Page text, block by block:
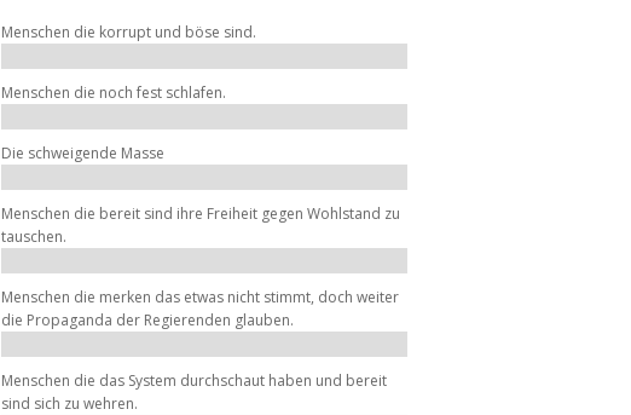
Menschen die korrupt und böse sind.
Menschen die noch fest schlafen.
Die schweigende Masse
Menschen die bereit sind ihre Freiheit gegen Wohlstand zu
tauschen.
Menschen die merken das etwas nicht stimmt, doch weiter
die Propaganda der Regierenden glauben.
Menschen die das System durchschaut haben und bereit
sind sich zu wehren.